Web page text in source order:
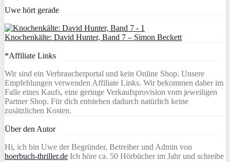
Uwe hört gerade
Knochenkälte: David Hunter, Band 7 – Simon Beckett
*Affiliate Links
Wir sind ein Verbraucherportal und kein Online Shop. Unsere
Empfehlungen verwenden Affiliate Links. Wir bekommen daher im
Falle eines Kaufs, eine geringe Verkaufsprovision vom jeweiligen
Partner Shop. Für dich entstehen dadurch natürlich keine
zusätzlichen Kosten.
Über den Autor
Hi, ich bin Uwe der Begründer, Betreiber und Admin von
hoerbuch-thriller.de Ich höre ca. 50 Hörbücher im Jahr und schreibe